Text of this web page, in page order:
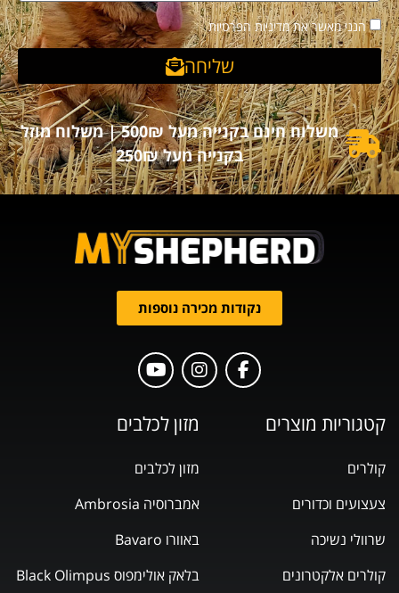
הנני מאשר את מדיניות הפרטיות
שליחה
משלוח חינם בקנייה מעל 500₪ | משלוח מוזל
בקנייה מעל 250₪
מזון לכלבים
מזון לכלבים
אמברוסיה Ambrosia
באוורו Bavaro
בלאק אולימפוס Black Olimpus
קטגוריות מוצרים
קולרים
צעצועים וכדורים
שרוולי נשיכה
קולרים אלקטרונים
נקודות מכירה נוספות